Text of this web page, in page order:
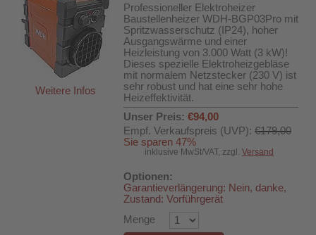
Weitere Infos
Professioneller Elektroheizer
Baustellenheizer WDH-BGP03Pro mit
Spritzwasserschutz (IP24), hoher
Ausgangswärme und einer
Heizleistung von 3.000 Watt (3 kW)!
Dieses spezielle Elektroheizgebläse
mit normalem Netzstecker (230 V) ist
sehr robust und hat eine sehr hohe
Heizeffektivität.
Unser Preis: €94,00
Empf. Verkaufspreis (UVP): €179,00
Sie sparen 47%
inklusive MwSt/VAT, zzgl. Versand
Optionen:
Garantieverlängerung: Nein, danke,
Zustand: Vorführgerät
Menge